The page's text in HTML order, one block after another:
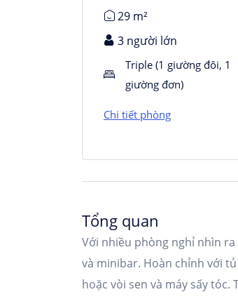
29 m²
3 người lớn
Triple (1 giường đôi, 1
giường đơn)
Chi tiết phòng
Tổng quan
Với nhiều phòng nghỉ nhìn
và minibar. Hoàn chỉnh với
hoặc vòi sen và máy sấy